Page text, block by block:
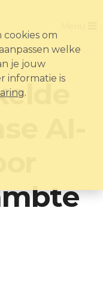
AI-
om
welke
je jouw
informatie is
.